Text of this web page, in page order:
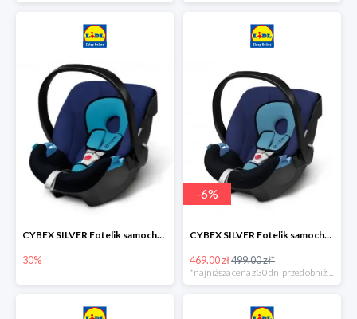
CYBEX SILVER Fotelik samochodowy -30%
30%
-6%
CYBEX SILVER Fotelik samochodowy + dostawa gratis!
469.00 zł499.00 zł*
*najniższa cena z 30 dni przed obniżką